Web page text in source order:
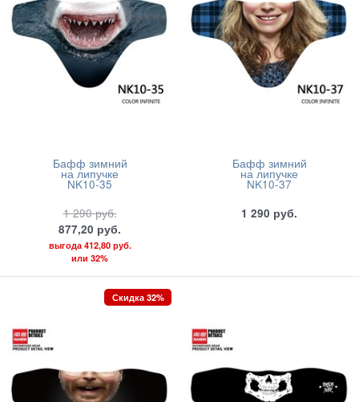
Бафф зимний
на липучке
NK10-35
1 290 руб.
877,20 руб.
выгода412,80 руб.
или 32%
Бафф зимний
на липучке
NK10-37
1 290 руб.
Скидка 32%